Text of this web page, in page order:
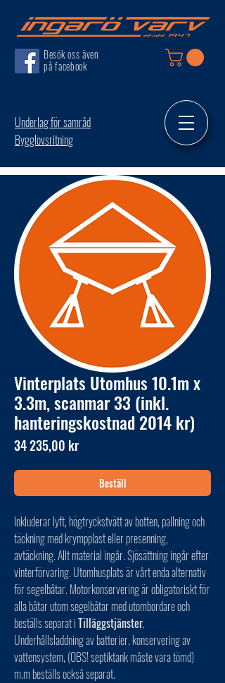
Besök oss även
på facebook
Underlag för samråd
Bygglovsritning
Vinterplats Utomhus 10.1m x
3.3m, scanmar 33 (inkl.
hanteringskostnad 2014 kr)
34 235,00 krPris
Beställ
Inkluderar lyft, högtryckstvätt av botten, pallning och
täckning med krympplast eller presenning,
avtäckning. Allt material ingår. Sjösättning ingår efter
vinterförvaring. Utomhusplats är vårt enda alternativ
för segelbåtar. Motorkonservering är obligatoriskt för
alla båtar utom segelbåtar med utombordare och
beställs separat iTilläggstjänster.
Underhållsladdning av batterier, konservering av
vattensystem, (OBS! septiktank måste vara tömd)
m.m beställs också separat.